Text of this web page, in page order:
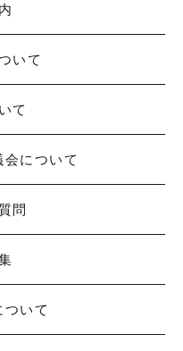
いて
て
について
問
ついて